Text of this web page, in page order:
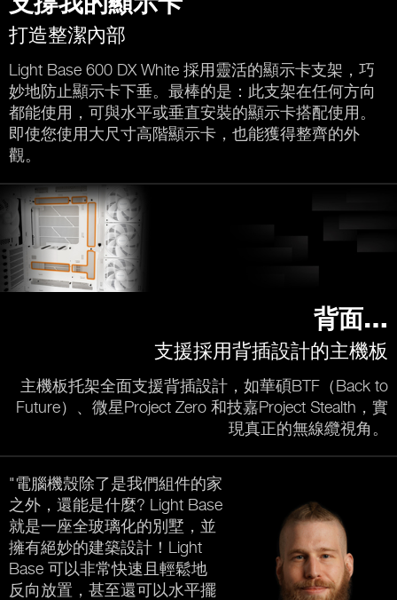
打造整潔內部
Light Base 600 DX White 採用靈活的顯示卡支架，巧
妙地防止顯示卡下垂。最棒的是：此支架在任何方向
都能使用，可與水平或垂直安裝的顯示卡搭配使用。
即使您使用大尺寸高階顯示卡，也能獲得整齊的外
觀。
背面…
支援採用背插設計的主機板
主機板托架全面支援背插設計，如華碩BTF（Back to
Future）、微星Project Zero 和技嘉Project Stealth，實
現真正的無線纜視角。
"電腦機殼除了是我們組件的家
之外，還能是什麼? Light Base
就是一座全玻璃化的別墅，並
擁有絕妙的建築設計！Light
Base 可以非常快速且輕鬆地
反向放置，甚至還可以水平擺